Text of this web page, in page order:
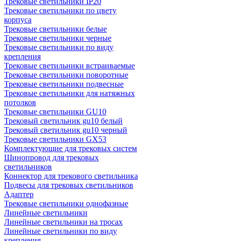
Трековые светильники по цвету
корпуса
Трековые светильники белые
Трековые светильники черные
Трековые светильники по виду
крепления
Трековые светильники встраиваемые
Трековые светильники поворотные
Трековые светильники подвесные
Трековые светильники для натяжных
потолков
Трековые светильники GU10
Трековый светильник gu10 белый
Трековый светильник gu10 черный
Трековые светильники GX53
Комплектующие для трековых систем
Шинопровод для трековых
светильников
Коннектор для трекового светильника
Подвесы для трековых светильников
Адаптер
Трековые светильники однофазные
Линейные светильники
Линейные светильники на тросах
Линейные светильники по виду